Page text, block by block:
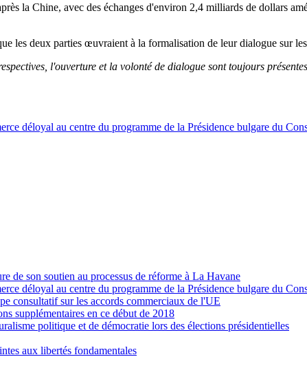
la Chine, avec des échanges d'environ 2,4 milliards de dollars
les deux parties œuvraient à la formalisation de leur dialogue sur
l'ouverture et la volonté de dialogue sont toujours
déloyal au centre du programme de la Présidence bulgare du
de son soutien au processus de réforme à La Havane
déloyal au centre du programme de la Présidence bulgare du
consultatif sur les accords commerciaux de l'UE
supplémentaires en ce début de 2018
politique et de démocratie lors des élections présidentielles
aux libertés fondamentales